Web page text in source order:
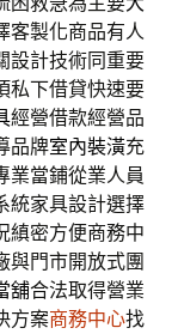
客製化商品有人
設計技術同重要
私下借貸快速要
經營借款經營品
品牌室內裝潢充
業當鋪從業人員
統家具設計選擇
縝密方便商務中
與門市開放式團
舖合法取得營業
方案商務中心找